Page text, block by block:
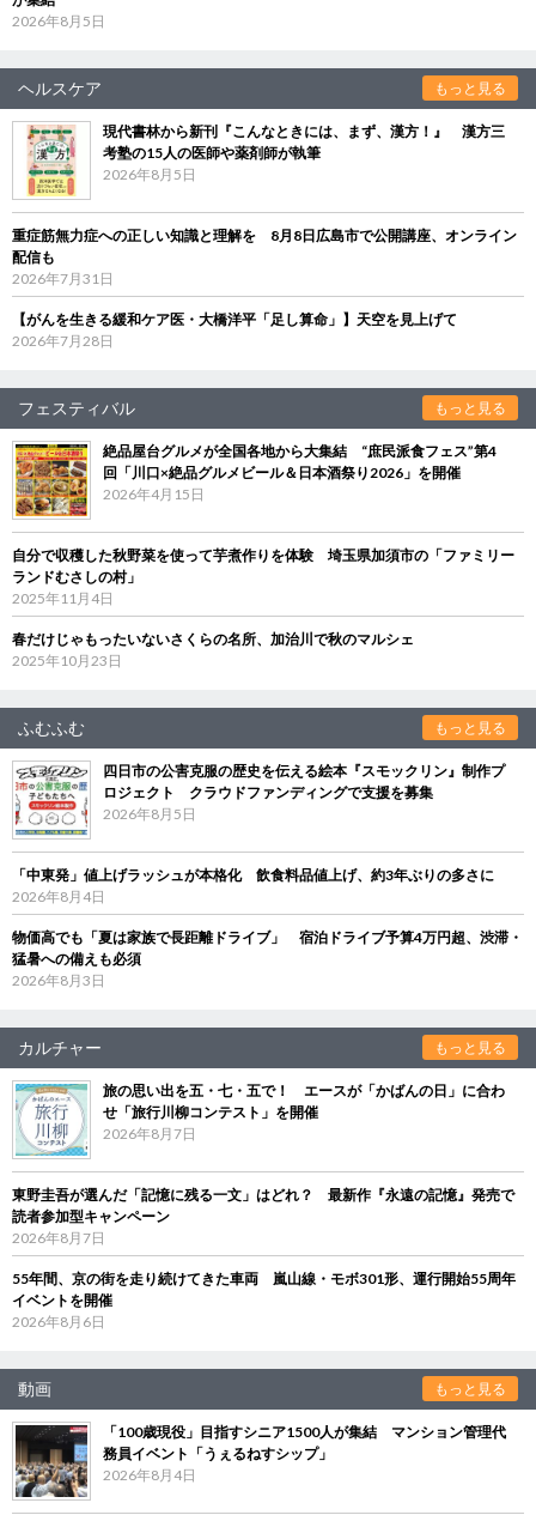
2026年8月5日
ヘルスケア もっと見る
現代書林から新刊『こんなときには、まず、漢方！』 漢方三
考塾の15人の医師や薬剤師が執筆
2026年8月5日
重症筋無力症への正しい知識と理解を 8月8日広島市で公開講座、オンライン
配信も
2026年7月31日
【がんを生きる緩和ケア医・大橋洋平「足し算命」】天空を見上げて
2026年7月28日
フェスティバル もっと見る
絶品屋台グルメが全国各地から大集結 “庶民派食フェス”第4
回「川口×絶品グルメビール＆日本酒祭り2026」を開催
2026年4月15日
自分で収穫した秋野菜を使って芋煮作りを体験 埼玉県加須市の「ファミリー
ランドむさしの村」
2025年11月4日
春だけじゃもったいないさくらの名所、加治川で秋のマルシェ
2025年10月23日
ふむふむ もっと見る
四日市の公害克服の歴史を伝える絵本『スモックリン』制作プ
ロジェクト クラウドファンディングで支援を募集
2026年8月5日
「中東発」値上げラッシュが本格化 飲食料品値上げ、約3年ぶりの多さに
2026年8月4日
物価高でも「夏は家族で長距離ドライブ」 宿泊ドライブ予算4万円超、渋滞・
猛暑への備えも必須
2026年8月3日
カルチャー もっと見る
旅の思い出を五・七・五で！ エースが「かばんの日」に合わ
せ「旅行川柳コンテスト」を開催
2026年8月7日
東野圭吾が選んだ「記憶に残る一文」はどれ？ 最新作『永遠の記憶』発売で
読者参加型キャンペーン
2026年8月7日
55年間、京の街を走り続けてきた車両 嵐山線・モボ301形、運行開始55周年
イベントを開催
2026年8月6日
動画 もっと見る
「100歳現役」目指すシニア1500人が集結 マンション管理代
務員イベント「うぇるねすシップ」
2026年8月4日